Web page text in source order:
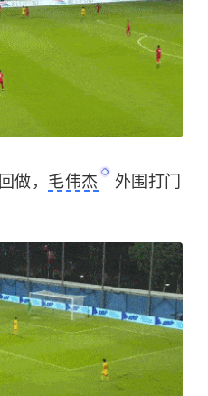
做， 毛伟杰
外围打门